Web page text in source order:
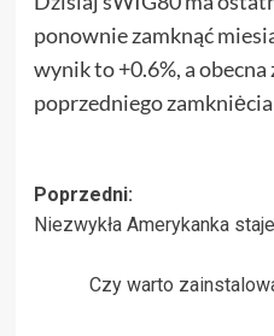
ponownie zamknąć
wynik to +0.6%, a obecna
poprzedniego
Zobacz
wpisy
Poprzedni:
Niezwykła Amerykanka
Czy warto